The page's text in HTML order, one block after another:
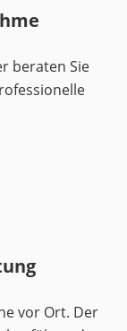
beraten Sie
vor Ort. Der